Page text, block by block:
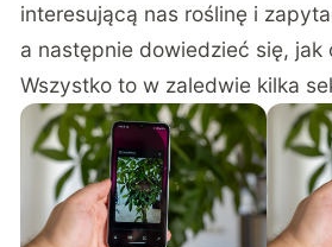
interesującą nas roślinę i
a następnie dowiedzieć się, jak
Wszystko to w zaledwie kilka